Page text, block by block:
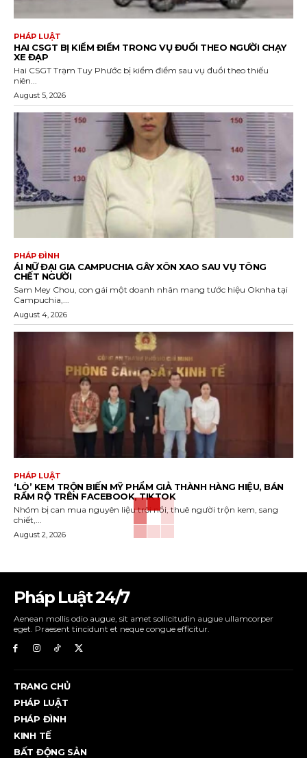
PHÁP LUẬT
HAI CSGT BỊ KIỂM ĐIỂM TRONG VỤ ĐUỔI THEO NGƯỜI CHẠY
XE ĐẠP
Hai CSGT Trạm Tuy Phước bị kiểm điểm sau vụ đuổi theo thiếu
niên...
August 5, 2026
PHÁP ĐÌNH
ÁI NỮ ĐẠI GIA CAMPUCHIA GÂY XÔN XAO SAU VỤ TÔNG
CHẾT NGƯỜI
Sam Mey Chou, con gái một doanh nhân mang tước hiệu Oknha tại
Campuchia,...
August 4, 2026
PHÁP LUẬT
‘LÒ’ KEM TRỘN BIẾN MỸ PHẨM GIẢ THÀNH HÀNG HIỆU, BÁN
RẦM RỘ TRÊN FACEBOOK, TIKTOK
Nhóm bị can mua nguyên liệu trôi nổi, thuê người trộn kem, sang
chiết,...
August 2, 2026
Pháp Luật 24/7
Aenean mollis odio augue, sit amet sollicitudin augue ullamcorper
eget. Praesent tincidunt et neque congue efficitur.
TRANG CHỦ
PHÁP LUẬT
PHÁP ĐÌNH
KINH TẾ
BẤT ĐỘNG SẢN